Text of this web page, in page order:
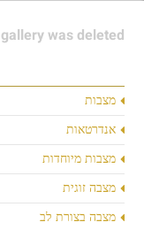
מצבות
אנדרטאות
מצבות מיוחדות
מצבה זוגית
מצבה בצורת לב
was deleted.